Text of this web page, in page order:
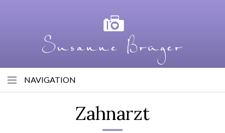
NAVIGATION
Zahnarzt